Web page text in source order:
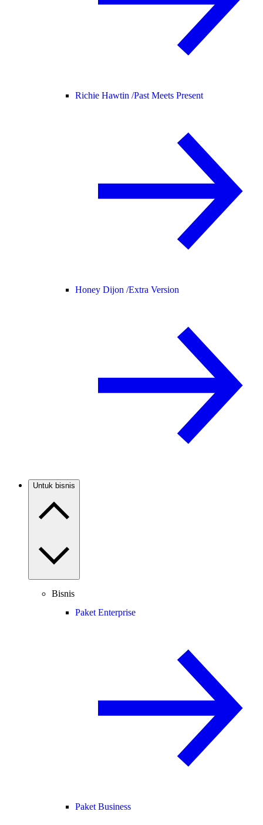
Richie Hawtin /Past Meets Present
Honey Dijon /Extra Version
Untuk bisnis
Bisnis
Paket Enterprise
Paket Business